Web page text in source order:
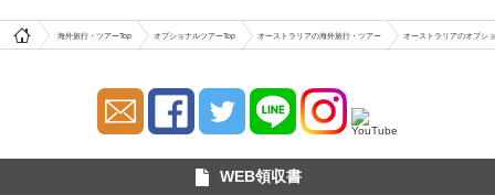
海外旅行・ツアーTop オプショナルツアーTop オーストラリアの海外旅行・ツアー オーストラリアのオプシ
WEB領収書